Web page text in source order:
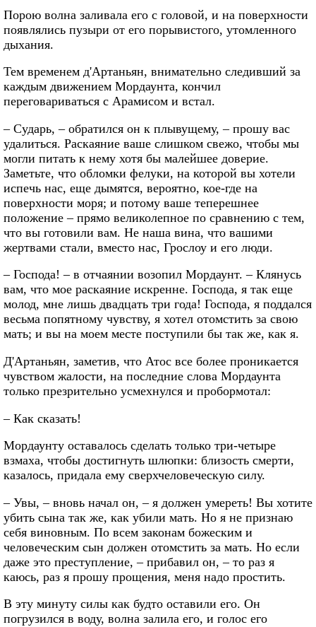
Порою волна заливала его с головой, и на поверхности
появлялись пузыри от его порывистого, утомленного
дыхания.
Тем временем д'Артаньян, внимательно следивший за
каждым движением Мордаунта, кончил
переговариваться с Арамисом и встал.
– Сударь, – обратился он к плывущему, – прошу вас
удалиться. Раскаяние ваше слишком свежо, чтобы мы
могли питать к нему хотя бы малейшее доверие.
Заметьте, что обломки фелуки, на которой вы хотели
испечь нас, еще дымятся, вероятно, кое-где на
поверхности моря; и потому ваше теперешнее
положение – прямо великолепное по сравнению с тем,
что вы готовили вам. Не наша вина, что вашими
жертвами стали, вместо нас, Грослоу и его люди.
– Господа! – в отчаянии возопил Мордаунт. – Клянусь
вам, что мое раскаяние искренне. Господа, я так еще
молод, мне лишь двадцать три года! Господа, я поддался
весьма попятному чувству, я хотел отомстить за свою
мать; и вы на моем месте поступили бы так же, как я.
Д'Артаньян, заметив, что Атос все более проникается
чувством жалости, на последние слова Мордаунта
только презрительно усмехнулся и пробормотал:
– Как сказать!
Мордаунту оставалось сделать только три-четыре
взмаха, чтобы достигнуть шлюпки: близость смерти,
казалось, придала ему сверхчеловеческую силу.
– Увы, – вновь начал он, – я должен умереть! Вы хотите
убить сына так же, как убили мать. Но я не признаю
себя виновным. По всем законам божеским и
человеческим сын должен отомстить за мать. Но если
даже это преступление, – прибавил он, – то раз я
каюсь, раз я прошу прощения, меня надо простить.
В эту минуту силы как будто оставили его. Он
погрузился в воду, волна залила его, и голос его